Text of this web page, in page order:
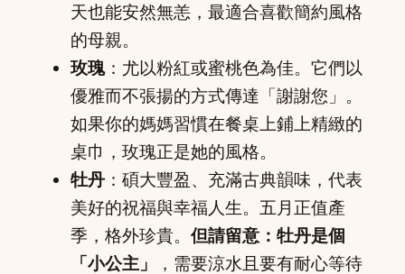
天也能安然無恙，最適合喜歡簡約風格
的母親。
玫瑰：尤以粉紅或蜜桃色為佳。它們以
優雅而不張揚的方式傳達「謝謝您」。
如果你的媽媽習慣在餐桌上鋪上精緻的
桌巾，玫瑰正是她的風格。
牡丹 ：碩大豐盈、充滿古典韻味，代表
美好的祝福與幸福人生。五月正值產
季，格外珍貴。 但請留意：牡丹是個
「小公主」
，需要涼水且要有耐心等待